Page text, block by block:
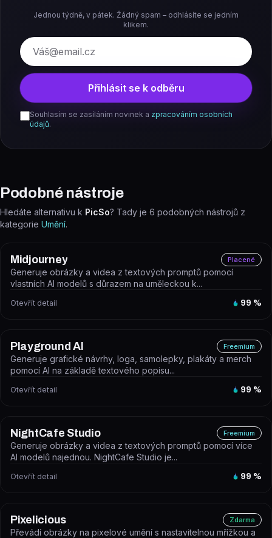
Jednou týdně, v pátek. Žádný spam – odhlásíte se jedním
klikem.
E-mail
Přihlásit se k odběru
Souhlasím se zasíláním novinek a zpracováním osobních
údajů.
Podobné nástroje
Hledáte alternativu k PicSo? Tady je 6 podobných nástrojů z
kategorie Umění.
Midjourney Placené
Generuje obrázky a videa z textových promptů pomocí
vlastních AI modelů s důrazem na uměleckou k...
Otevřít detail 99 %
Playground AI Freemium
Generuje grafické návrhy, loga, samolepky, plakáty a merch
pomocí AI na základě textového popisu...
Otevřít detail 99 %
NightCafe Studio Freemium
Generuje obrázky a videa z textových promptů pomocí více
AI modelů najednou. NightCafe Studio je...
Otevřít detail 99 %
Pixelicious Zdarma
Převádí obrázky na pixelové umění s nastavitelnou mřížkou a